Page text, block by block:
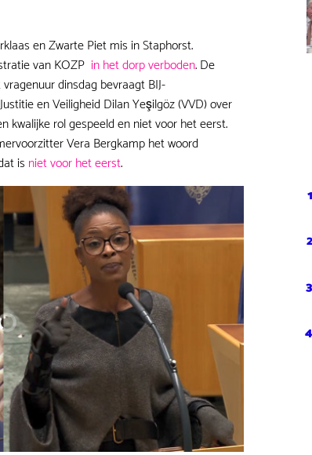
en Zwarte Piet mis in Staphorst.
van KOZP in het dorp verboden. De
dinsdag bevraagt BIJ-
en Veiligheid Dilan Yeşilgöz (VVD) over
kwalijke rol gespeeld en niet voor het eerst.
Vera Bergkamp het woord
is niet voor het eerst.